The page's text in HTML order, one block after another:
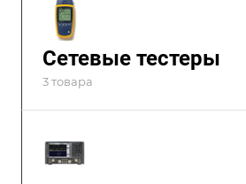
Сетевые тестеры
3 товара